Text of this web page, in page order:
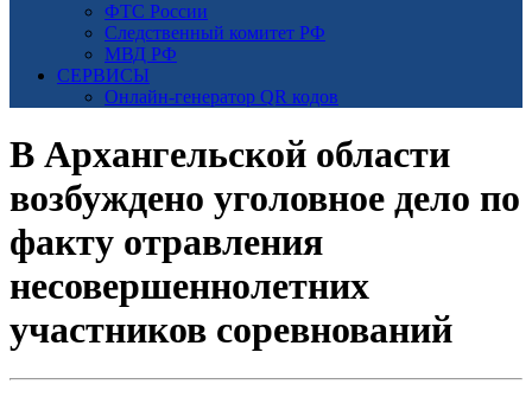
ФТС России
Следственный комитет РФ
МВД РФ
СЕРВИСЫ
Онлайн-генератор QR кодов
В Архангельской области
возбуждено уголовное дело по
факту отравления
несовершеннолетних
участников соревнований